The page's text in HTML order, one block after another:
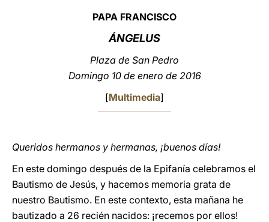
PAPA FRANCISCO
ÁNGELUS
Plaza de San Pedro
Domingo 10 de enero de 2016
[Multimedia]
Queridos hermanos y hermanas, ¡buenos días!
En este domingo después de la Epifanía celebramos el
Bautismo de Jesús, y hacemos memoria grata de
nuestro Bautismo. En este contexto, esta mañana he
bautizado a 26 recién nacidos: ¡recemos por ellos!